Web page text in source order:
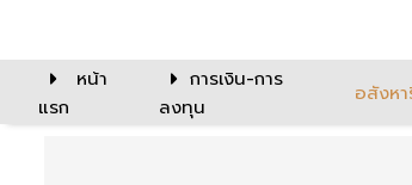
หน้า
แรก
การเงิน-การ
ลงทุน
อสังห